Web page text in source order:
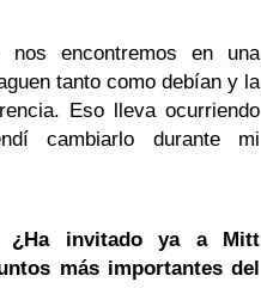
encontremos en una
tanto como debían y la
Eso lleva ocurriendo
cambiarlo durante mi
¿Ha invitado ya a Mitt
más importantes del